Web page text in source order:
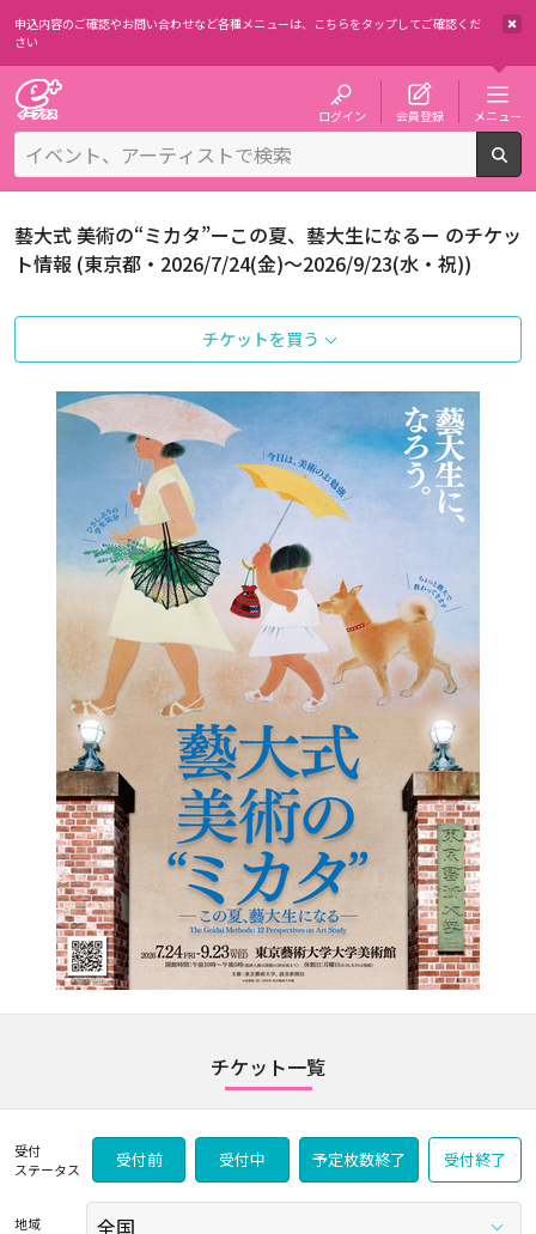
申込内容のご確認やお問い合わせなど各種メニューは、 こちらをタップしてご確認くだ
さい
ログイン 会員登録 メニュー
藝大式 美術の“ミカタ”ーこの夏、藝大生になるー のチケッ
ト情報 (東京都・2026/7/24(金)～2026/9/23(水・祝))
チケットを買う
チケット一覧
受付
ステータス
受付前 受付中 予定枚数終了 受付終了
地域